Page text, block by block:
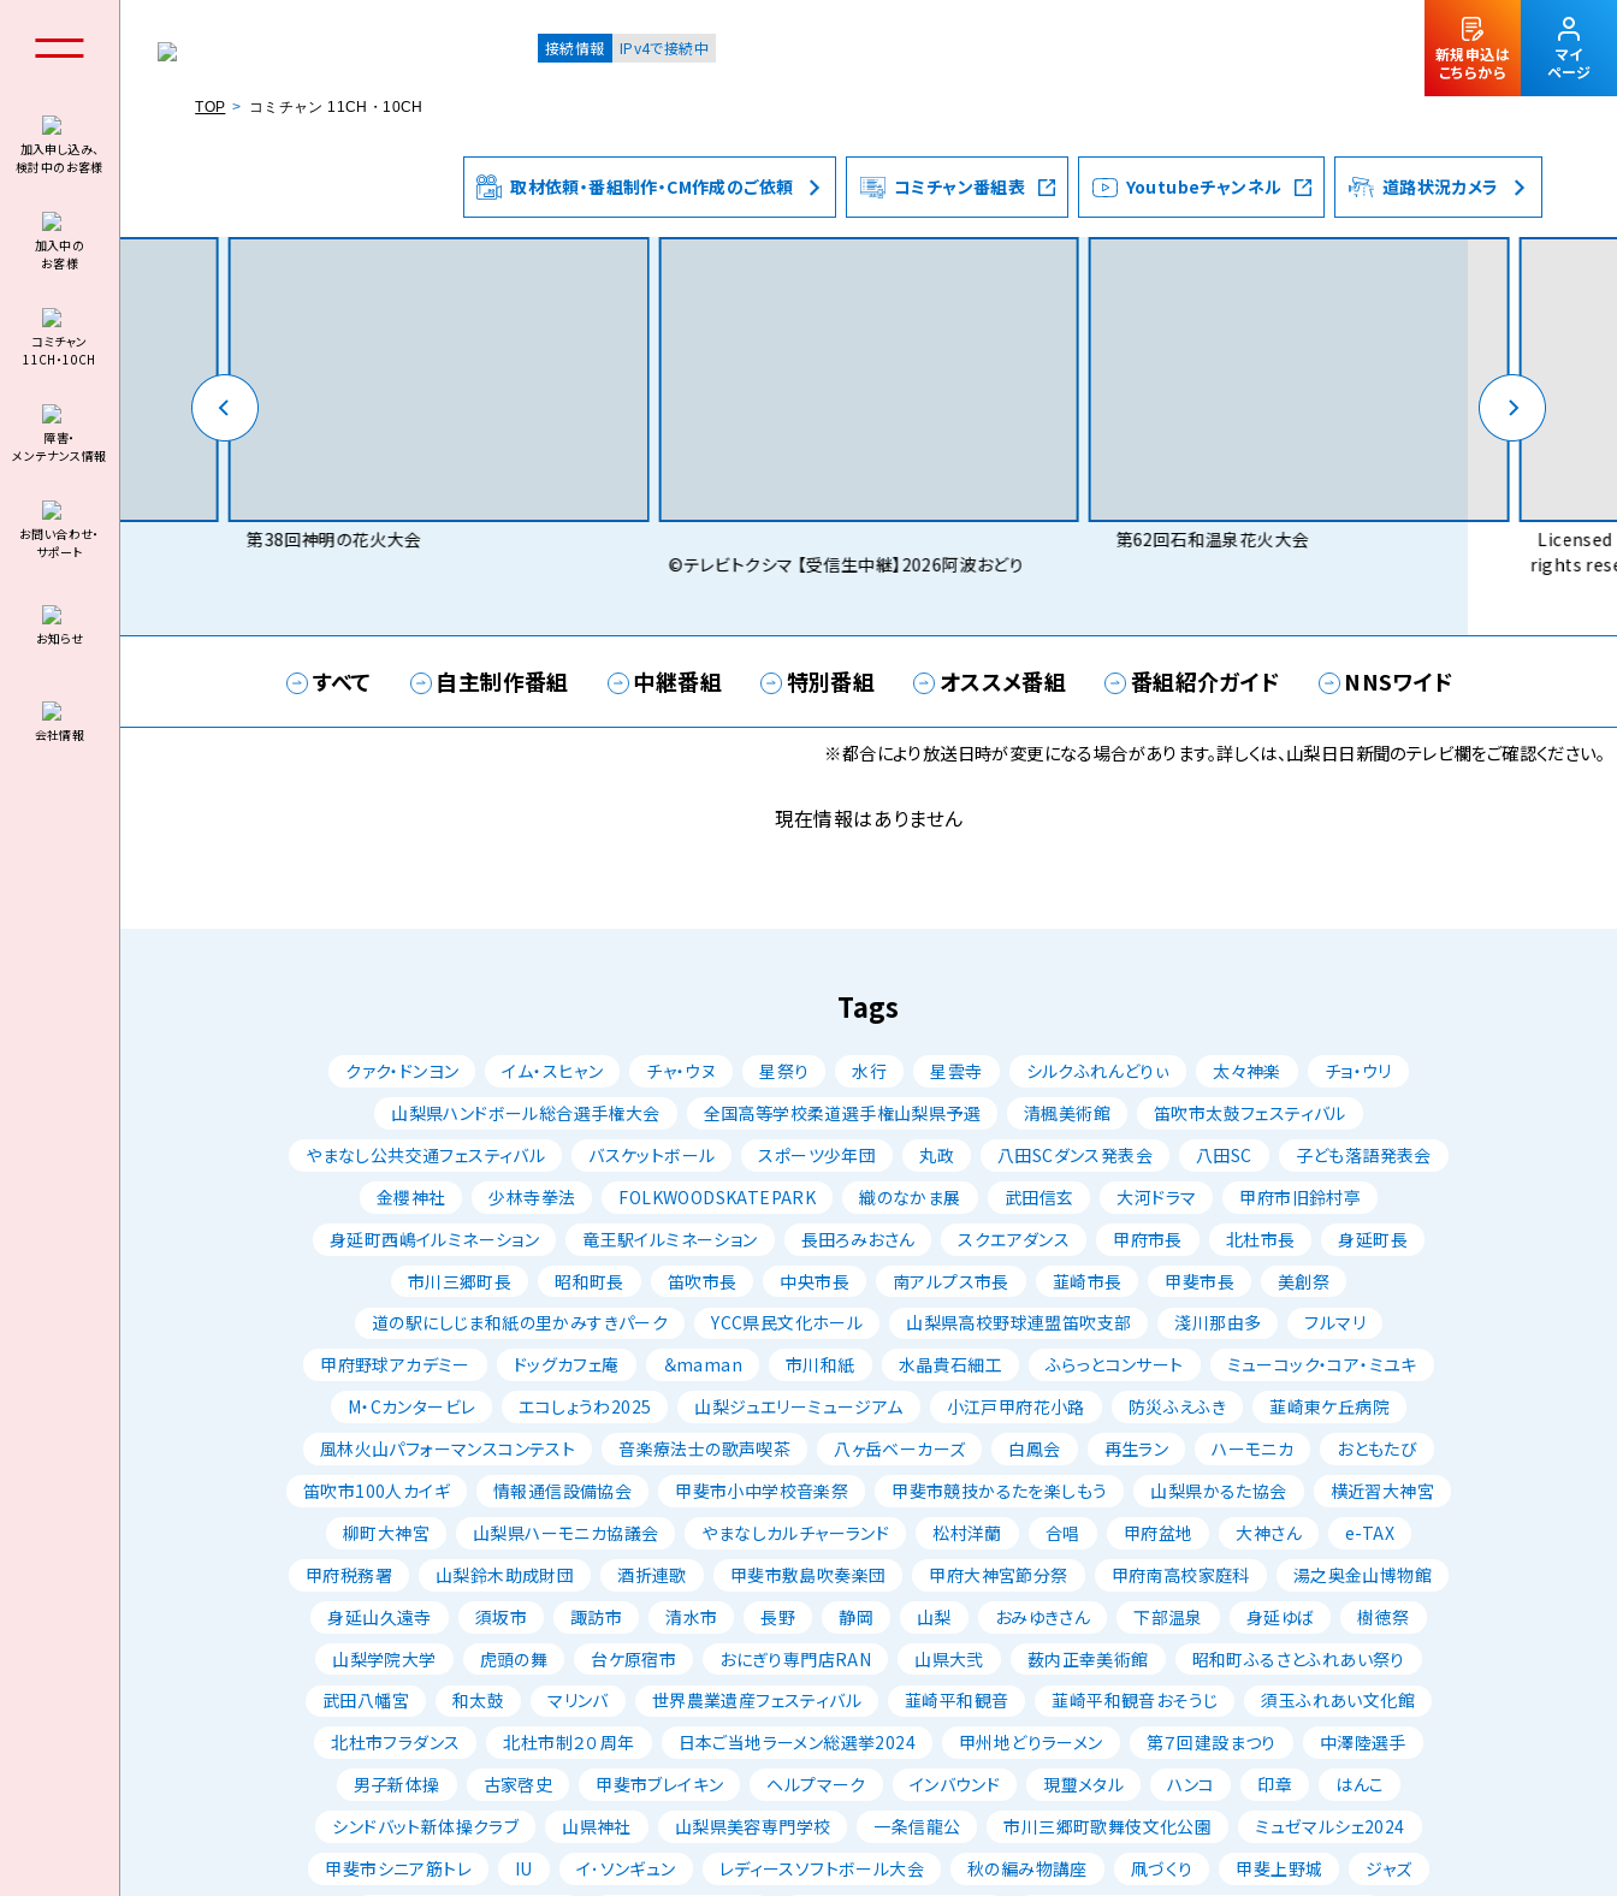
個人のお客様 集合住宅オーナーの方 法人のお客様
接続情報 IPv4で接続中
新規申込は
こちらから
マイ
ページ
加入申し込み、
検討中のお客様
加⼊中の
お客様
コミチャン
11CH・10CH
障害・
メンテナンス情報
お問い合わせ・
サポート
お知らせ
会社情報
TOP コミチャン 11CH・10CH
取材依頼・番組制作・CM作成のご依頼 コミチャン番組表 Youtubeチャンネル 道路状況カメラ
第38回神明の花火大会
©テレビトクシマ 【受信生中継】2026阿波おどり
第62回石和温泉花火大会
Licensed
rights
すべて 自主制作番組 中継番組 特別番組 オススメ番組 番組紹介ガイド NNSワイド
※都合により放送日時が変更になる場合があります。詳しくは、山梨日日新聞のテレビ欄をご確認ください。
現在情報はありません
Tags
クァク・ドンヨン イム・スヒャン チャ・ウヌ 星祭り 水行 星雲寺 シルクふれんどりぃ 太々神楽
チョ・ウリ
山梨県ハンドボール総合選手権大会
全国高等学校柔道選手権山梨県予選 清楓美術館
笛吹市太鼓フェスティバル
やまなし公共交通フェスティバル
バスケットボール スポーツ少年団 丸政 八田SCダンス発表会 八田SC
子ども落語発表会
金櫻神社
少林寺拳法 FOLKWOODSKATEPARK 織のなかま展 武田信玄 大河ドラマ
甲府市旧鈴村亭
身延町西嶋イルミネーション
竜王駅イルミネーション 長田ろみおさん スクエアダンス 甲府市長 北杜市長
身延町長
市川三郷町長
昭和町長 笛吹市長 中央市長 南アルプス市長 韮崎市長 甲斐市長
美創祭
道の駅にしじま和紙の里かみすきパーク
YCC県民文化ホール 山梨県高校野球連盟笛吹支部 淺川那由多
フルマリ
甲府野球アカデミー
ドッグカフェ庵 ＆maman 市川和紙 水晶貴石細工 ふらっとコンサート
ミューコック・コア・ミユキ
M・Cカンタービレ
エコしょうわ2025 山梨ジュエリーミュージアム 小江戸甲府花小路 防災ふえふき
韮崎東ケ丘病院
風林火山パフォーマンスコンテスト
音楽療法士の歌声喫茶 八ヶ岳ベーカーズ 白鳳会 再生ラン ハーモニカ
おともたび
笛吹市100人カイギ
情報通信設備協会 甲斐市小中学校音楽祭 甲斐市競技かるたを楽しもう 山梨県かるた協会
横近習大神宮
柳町大神宮
山梨県ハーモニカ協議会 やまなしカルチャーランド 松村洋蘭 合唱 甲府盆地 大神さん
e-TAX
甲府税務署
山梨鈴木助成財団 酒折連歌 甲斐市敷島吹奏楽団 甲府大神宮節分祭 甲府南高校家庭科
湯之奥金山博物館
身延山久遠寺
須坂市 諏訪市 清水市 長野 静岡 山梨 おみゆきさん 下部温泉 身延ゆば
樹徳祭
山梨学院大学
虎頭の舞 台ケ原宿市 おにぎり専門店RAN 山県大弐 薮内正幸美術館
昭和町ふるさとふれあい祭り
武田八幡宮
和太鼓 マリンバ 世界農業遺産フェスティバル 韮崎平和観音 韮崎平和観音おそうじ
須玉ふれあい文化館
北杜市フラダンス
北杜市制２０周年 日本ご当地ラーメン総選挙2024 甲州地どりラーメン 第７回建設まつり
中澤陸選手
男子新体操
古家啓史 甲斐市ブレイキン ヘルプマーク インバウンド 現璽メタル ハンコ 印章
はんこ
シンドバット新体操クラブ
山県神社 山梨県美容専門学校 一条信龍公 市川三郷町歌舞伎文化公園
ミュゼマルシェ2024
甲斐市シニア筋トレ
IU イ･ソンギュン レディースソフトボール大会 秋の編み物講座 凧づくり 甲斐上野城
ジャズ